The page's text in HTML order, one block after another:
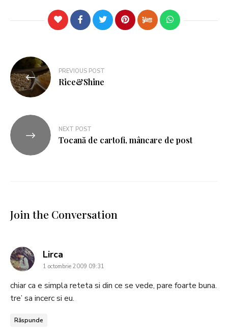
PREVIOUS POST
Rice&Shine
NEXT POST
Tocană de cartofi, mâncare de post
Join the Conversation
Lirca
1 octombrie 2009 09:31
chiar ca e simpla reteta si din ce se vede, pare foarte buna.
tre’ sa incerc si eu.
Răspunde